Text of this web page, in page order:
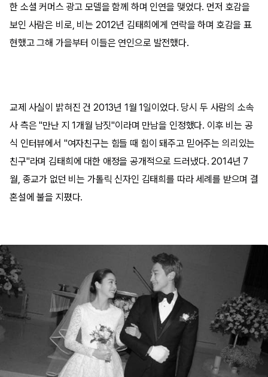
한 소셜 커머스 광고 모델을 함께 하며 인연을 맺었다. 먼저 호감을
보인 사람은 비로, 비는 2012년 김태희에게 연락을 하며 호감을 표
현했고 그해 가을부터 이들은 연인으로 발전했다.
교제 사실이 밝혀진 건 2013년 1월 1일이었다. 당시 두 사람의 소속
사 측은 "만난 지 1개월 남짓"이라며 만남을 인정했다. 이후 비는 공
식 인터뷰에서 "여자친구는 힘들 때 힘이 돼주고 믿어주는 의리있는
친구"라며 김태희에 대한 애정을 공개적으로 드러냈다. 2014년 7
월, 종교가 없던 비는 가톨릭 신자인 김태희를 따라 세례를 받으며 결
혼설에 불을 지폈다.